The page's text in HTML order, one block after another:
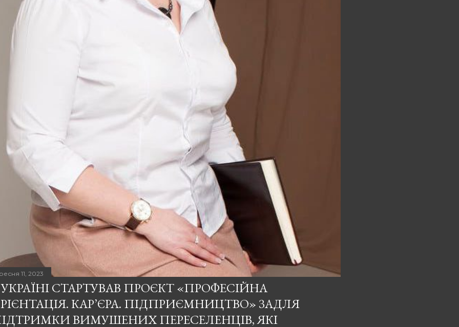
11, 2023
СТАРТУВАВ ПРОЄКТ «ПРОФЕСІЙНА
КАР’ЄРА. ПІДПРИЄМНИЦТВО» ЗАДЛЯ
ВИМУШЕНИХ ПЕРЕСЕЛЕНЦІВ, ЯКІ